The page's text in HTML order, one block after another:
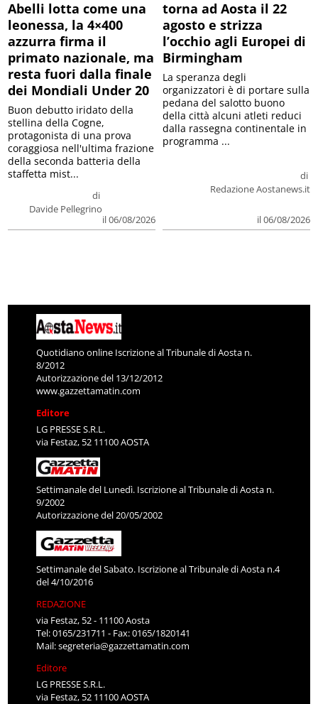
Abelli lotta come una
leonessa, la 4×400
azzurra firma il
primato nazionale, ma
resta fuori dalla finale
dei Mondiali Under 20
di
Davide Pellegrino
il 06/08/2026
Buon debutto iridato della
stellina della Cogne,
protagonista di una prova
coraggiosa nell'ultima frazione
della seconda batteria della
staffetta mist...
torna ad Aosta il 22
agosto e strizza
l’occhio agli Europei di
Birmingham
di
Redazione Aostanews.it
il 06/08/2026
La speranza degli
organizzatori è di portare sulla
pedana del salotto buono
della città alcuni atleti reduci
dalla rassegna continentale in
programma ...
Quotidiano online Iscrizione al Tribunale di Aosta n.
8/2012
Autorizzazione del 13/12/2012
www.gazzettamatin.com
Editore
LG PRESSE S.R.L.
via Festaz, 52 11100 AOSTA
Settimanale del Lunedì. Iscrizione al Tribunale di Aosta n.
9/2002
Autorizzazione del 20/05/2002
Settimanale del Sabato. Iscrizione al Tribunale di Aosta n.4
del 4/10/2016
REDAZIONE
via Festaz, 52 - 11100 Aosta
Tel: 0165/231711 - Fax: 0165/1820141
Mail:segreteria@gazzettamatin.com
Editore
LG PRESSE S.R.L.
via Festaz, 52 11100 AOSTA